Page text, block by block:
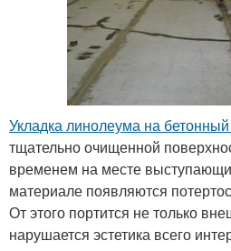
Укладка линолеума на
тщательно очищенной
временем на месте
материале появляются
От этого портится не только
нарушается эстетика всего